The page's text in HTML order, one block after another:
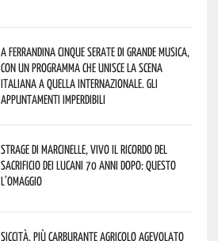
A Ferrandina cinque serate di grande musica,
con un programma che unisce la scena
italiana a quella internazionale. Gli
appuntamenti imperdibili
Strage di Marcinelle, vivo il ricordo del
sacrificio dei lucani 70 anni dopo: questo
l’omaggio
Siccità, più carburante agricolo agevolato